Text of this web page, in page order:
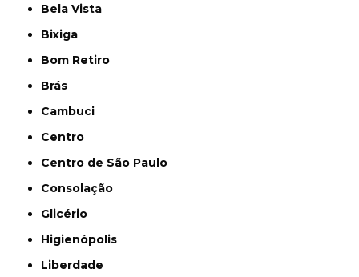
Bela Vista
Bixiga
Bom Retiro
Brás
Cambuci
Centro
Centro de São Paulo
Consolação
Glicério
Higienópolis
Liberdade